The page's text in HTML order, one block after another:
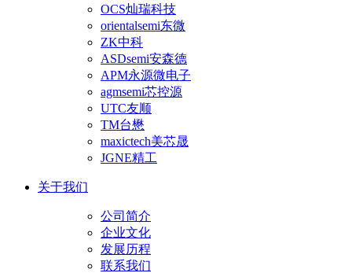
OCS灿瑞科技
orientalsemi东微
ZK中科
ASDsemi安森德
APM永源微电子
agmsemi芯控源
UTC友顺
TM台懋
maxictech美芯晟
JGNE精工
关于我们
公司简介
企业文化
发展历程
联系我们